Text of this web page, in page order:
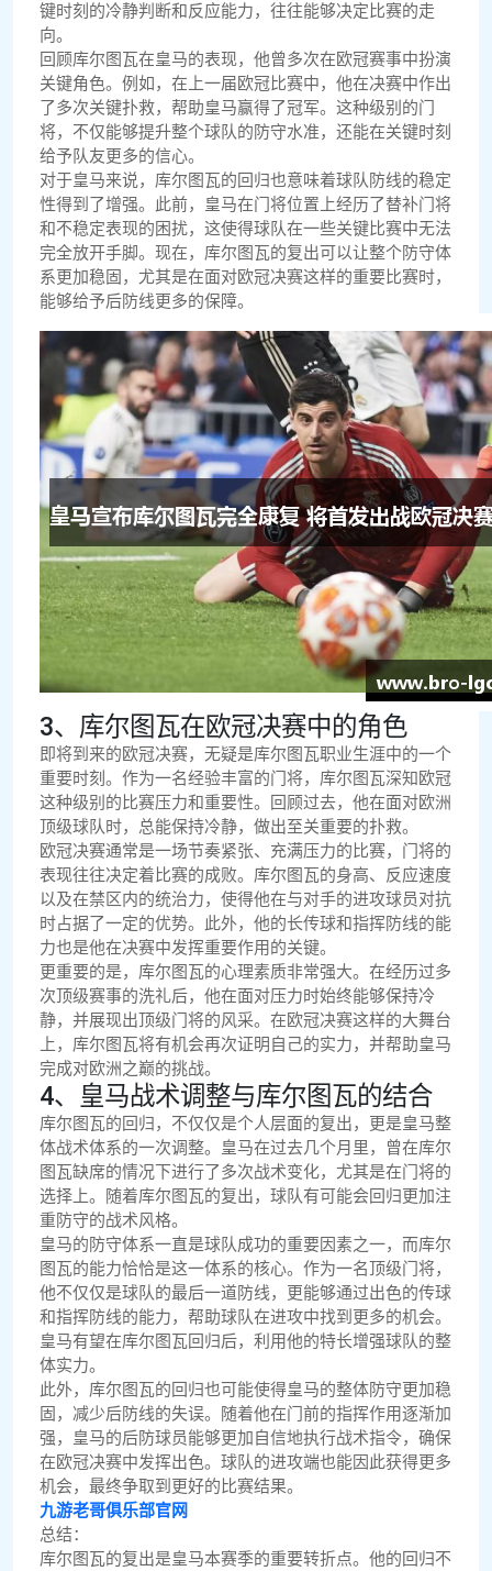
键时刻的冷静判断和反应能力，往往能够决定比赛的走
向。
回顾库尔图瓦在皇马的表现，他曾多次在欧冠赛事中扮演
关键角色。例如，在上一届欧冠比赛中，他在决赛中作出
了多次关键扑救，帮助皇马赢得了冠军。这种级别的门
将，不仅能够提升整个球队的防守水准，还能在关键时刻
给予队友更多的信心。
对于皇马来说，库尔图瓦的回归也意味着球队防线的稳定
性得到了增强。此前，皇马在门将位置上经历了替补门将
和不稳定表现的困扰，这使得球队在一些关键比赛中无法
完全放开手脚。现在，库尔图瓦的复出可以让整个防守体
系更加稳固，尤其是在面对欧冠决赛这样的重要比赛时，
能够给予后防线更多的保障。
3、库尔图瓦在欧冠决赛中的角色
即将到来的欧冠决赛，无疑是库尔图瓦职业生涯中的一个
重要时刻。作为一名经验丰富的门将，库尔图瓦深知欧冠
这种级别的比赛压力和重要性。回顾过去，他在面对欧洲
顶级球队时，总能保持冷静，做出至关重要的扑救。
欧冠决赛通常是一场节奏紧张、充满压力的比赛，门将的
表现往往决定着比赛的成败。库尔图瓦的身高、反应速度
以及在禁区内的统治力，使得他在与对手的进攻球员对抗
时占据了一定的优势。此外，他的长传球和指挥防线的能
力也是他在决赛中发挥重要作用的关键。
更重要的是，库尔图瓦的心理素质非常强大。在经历过多
次顶级赛事的洗礼后，他在面对压力时始终能够保持冷
静，并展现出顶级门将的风采。在欧冠决赛这样的大舞台
上，库尔图瓦将有机会再次证明自己的实力，并帮助皇马
完成对欧洲之巅的挑战。
4、皇马战术调整与库尔图瓦的结合
库尔图瓦的回归，不仅仅是个人层面的复出，更是皇马整
体战术体系的一次调整。皇马在过去几个月里，曾在库尔
图瓦缺席的情况下进行了多次战术变化，尤其是在门将的
选择上。随着库尔图瓦的复出，球队有可能会回归更加注
重防守的战术风格。
皇马的防守体系一直是球队成功的重要因素之一，而库尔
图瓦的能力恰恰是这一体系的核心。作为一名顶级门将，
他不仅仅是球队的最后一道防线，更能够通过出色的传球
和指挥防线的能力，帮助球队在进攻中找到更多的机会。
皇马有望在库尔图瓦回归后，利用他的特长增强球队的整
体实力。
此外，库尔图瓦的回归也可能使得皇马的整体防守更加稳
固，减少后防线的失误。随着他在门前的指挥作用逐渐加
强，皇马的后防球员能够更加自信地执行战术指令，确保
在欧冠决赛中发挥出色。球队的进攻端也能因此获得更多
机会，最终争取到更好的比赛结果。
九游老哥俱乐部官网
总结：
库尔图瓦的复出是皇马本赛季的重要转折点。他的回归不